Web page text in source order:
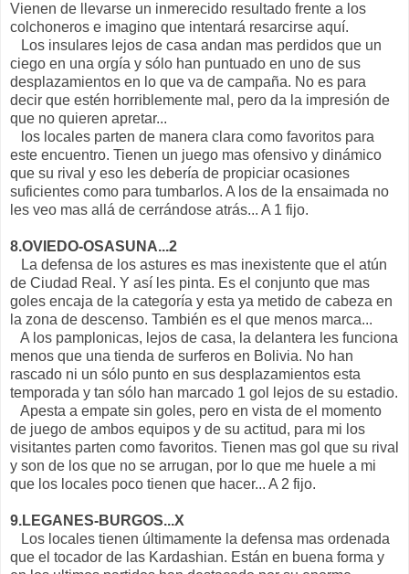
Vienen de llevarse un inmerecido resultado frente a los
colchoneros e imagino que intentará resarcirse aquí.
Los insulares lejos de casa andan mas perdidos que un
ciego en una orgía y sólo han puntuado en uno de sus
desplazamientos en lo que va de campaña. No es para
decir que estén horriblemente mal, pero da la impresión de
que no quieren apretar...
los locales parten de manera clara como favoritos para
este encuentro. Tienen un juego mas ofensivo y dinámico
que su rival y eso les debería de propiciar ocasiones
suficientes como para tumbarlos. A los de la ensaimada no
les veo mas allá de cerrándose atrás... A 1 fijo.
8.OVIEDO-OSASUNA...2
La defensa de los astures es mas inexistente que el atún
de Ciudad Real. Y así les pinta. Es el conjunto que mas
goles encaja de la categoría y esta ya metido de cabeza en
la zona de descenso. También es el que menos marca...
A los pamplonicas, lejos de casa, la delantera les funciona
menos que una tienda de surferos en Bolivia. No han
rascado ni un sólo punto en sus desplazamientos esta
temporada y tan sólo han marcado 1 gol lejos de su estadio.
Apesta a empate sin goles, pero en vista de el momento
de juego de ambos equipos y de su actitud, para mi los
visitantes parten como favoritos. Tienen mas gol que su rival
y son de los que no se arrugan, por lo que me huele a mi
que los locales poco tienen que hacer... A 2 fijo.
9.LEGANES-BURGOS...X
Los locales tienen últimamente la defensa mas ordenada
que el tocador de las Kardashian. Están en buena forma y